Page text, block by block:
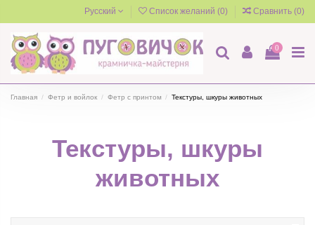
Русский Список желаний (0) Сравнить (0)
0
Главная Фетр и войлок Фетр с принтом Текстуры, шкуры животных
Текстуры, шкуры
животных